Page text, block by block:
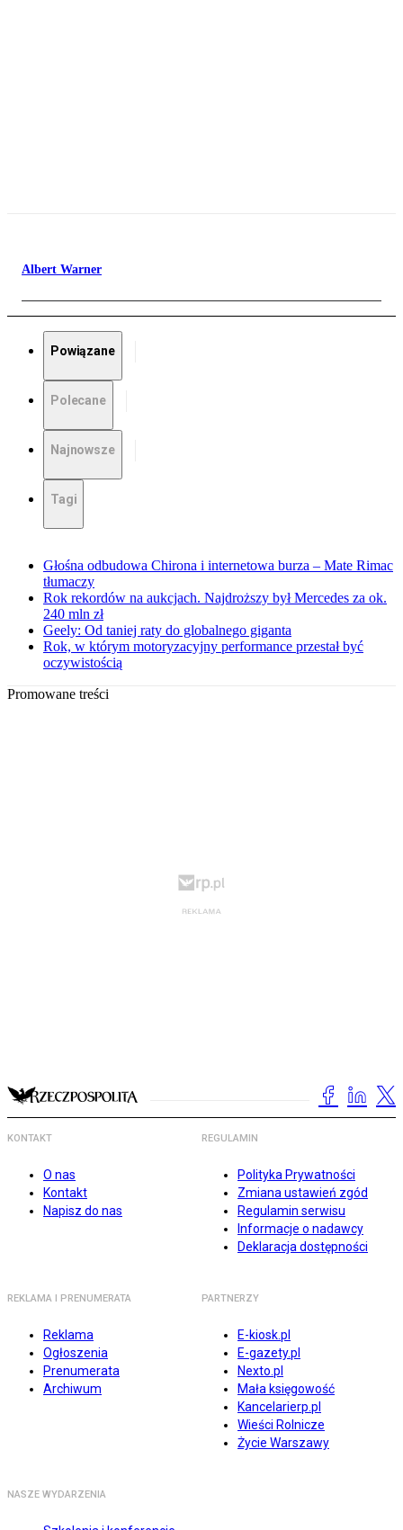
Albert Warner
Powiązane
Polecane
Najnowsze
Tagi
Głośna odbudowa Chirona i internetowa burza – Mate Rimac
tłumaczy
Rok rekordów na aukcjach. Najdroższy był Mercedes za ok.
240 mln zł
Geely: Od taniej raty do globalnego giganta
Rok, w którym motoryzacyjny performance przestał być
oczywistością
Promowane treści
KONTAKT
O nas
Kontakt
Napisz do nas
REGULAMIN
Polityka Prywatności
Zmiana ustawień zgód
Regulamin serwisu
Informacje o nadawcy
Deklaracja dostępności
REKLAMA I PRENUMERATA
Reklama
Ogłoszenia
Prenumerata
Archiwum
PARTNERZY
E-kiosk.pl
E-gazety.pl
Nexto.pl
Mała księgowość
Kancelarierp.pl
Wieści Rolnicze
Życie Warszawy
NASZE WYDARZENIA